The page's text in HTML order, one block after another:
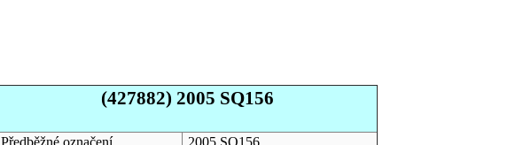
(427882) 2005 SQ156
Předběžné označení
2005 SQ156